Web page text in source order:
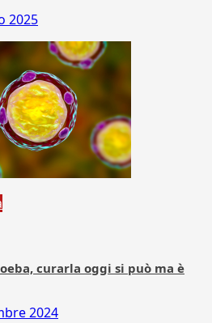
2025
curarla oggi si può ma è
2024